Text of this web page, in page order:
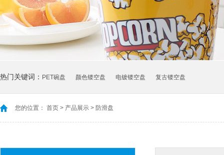
热门关键词： PET碗盘 颜色镂空盘 电镀镂空盘 复古镂空盘
您的位置： 首页 > 产品展示 > 防滑盘